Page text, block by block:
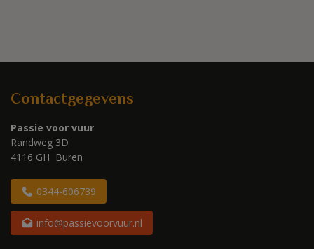
Contactgegevens
Passie voor vuur
Randweg 3D
4116 GH Buren
0344-606739
info@passievoorvuur.nl